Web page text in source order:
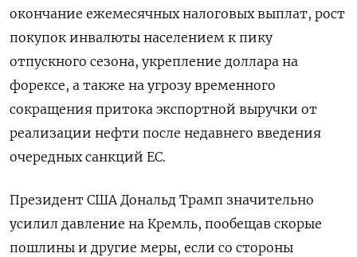
окончание ежемесячных налоговых выплат, рост
покупок инвалюты населением к пику
отпускного сезона, укрепление доллара на
форексе, а также на угрозу временного
сокращения притока экспортной выручки от
реализации нефти после недавнего введения
очередных санкций ЕС.
Президент США Дональд Трамп значительно
усилил давление на Кремль, пообещав скорые
пошлины и другие меры, если со стороны